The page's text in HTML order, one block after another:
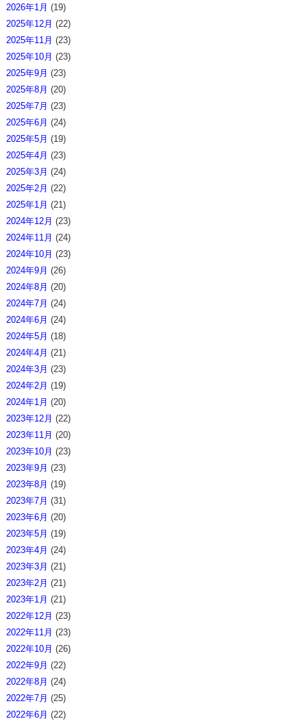
2026年1月 (19)
2025年12月 (22)
2025年11月 (23)
2025年10月 (23)
2025年9月 (23)
2025年8月 (20)
2025年7月 (23)
2025年6月 (24)
2025年5月 (19)
2025年4月 (23)
2025年3月 (24)
2025年2月 (22)
2025年1月 (21)
2024年12月 (23)
2024年11月 (24)
2024年10月 (23)
2024年9月 (26)
2024年8月 (20)
2024年7月 (24)
2024年6月 (24)
2024年5月 (18)
2024年4月 (21)
2024年3月 (23)
2024年2月 (19)
2024年1月 (20)
2023年12月 (22)
2023年11月 (20)
2023年10月 (23)
2023年9月 (23)
2023年8月 (19)
2023年7月 (31)
2023年6月 (20)
2023年5月 (19)
2023年4月 (24)
2023年3月 (21)
2023年2月 (21)
2023年1月 (21)
2022年12月 (23)
2022年11月 (23)
2022年10月 (26)
2022年9月 (22)
2022年8月 (24)
2022年7月 (25)
2022年6月 (22)